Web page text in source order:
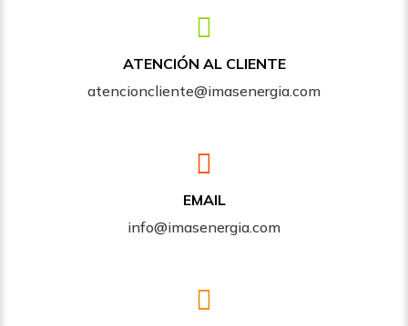
ATENCIÓN AL CLIENTE
atencioncliente@imasenergia.com
EMAIL
info@imasenergia.com